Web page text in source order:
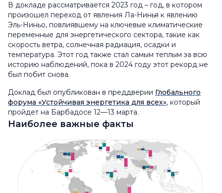
В докладе рассматривается 2023 год – год, в котором
произошел переход от явления Ла-Нинья к явлению
Эль-Ниньо, повлиявшему на ключевые климатические
переменные для энергетического сектора, такие как
скорость ветра, солнечная радиация, осадки и
температура. Этот год также стал самым теплым за всю
историю наблюдений, пока в 2024 году этот рекорд не
был побит снова.
Доклад был опубликован в преддверии Глобального
форума «Устойчивая энергетика для всех», который
пройдет на Барбадосе 12—13 марта.
Наиболее важные факты